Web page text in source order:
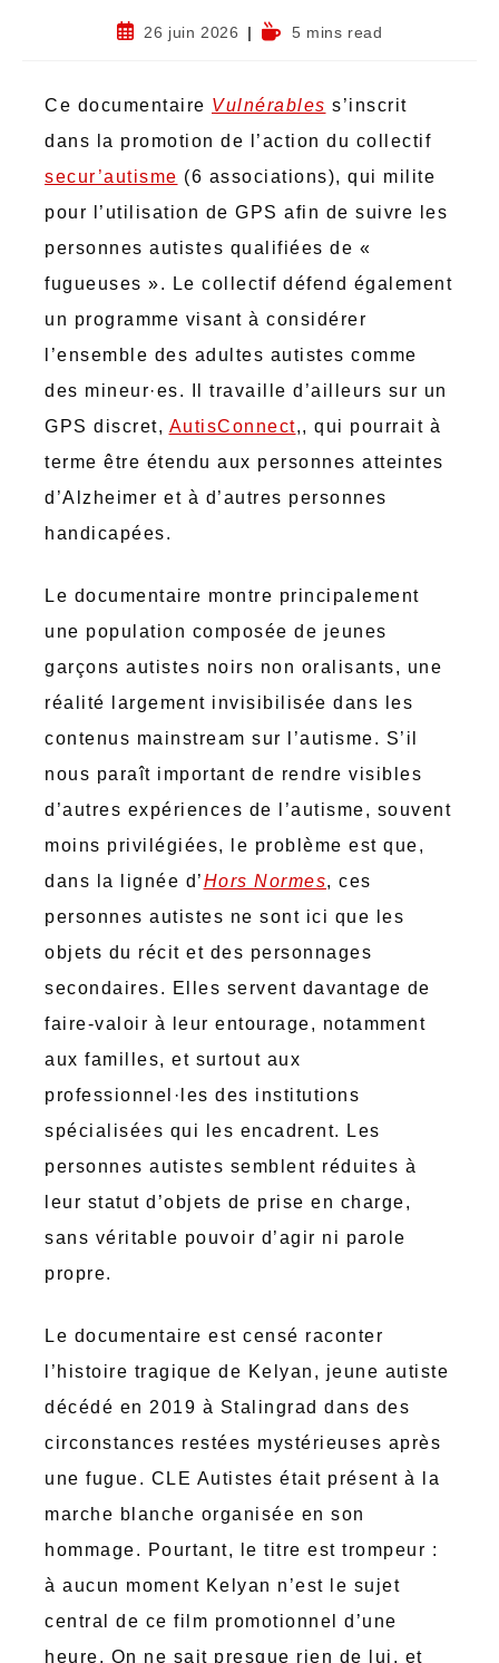
26 juin 2026 5 mins read
Ce documentaire Vulnérables s’inscrit
dans la promotion de l’action du collectif
secur’autisme (6 associations), qui milite
pour l’utilisation de GPS afin de suivre les
personnes autistes qualifiées de «
fugueuses ». Le collectif défend également
un programme visant à considérer
l’ensemble des adultes autistes comme
des mineur·es. Il travaille d’ailleurs sur un
GPS discret, AutisConnect,, qui pourrait à
terme être étendu aux personnes atteintes
d’Alzheimer et à d’autres personnes
handicapées.
Le documentaire montre principalement
une population composée de jeunes
garçons autistes noirs non oralisants, une
réalité largement invisibilisée dans les
contenus mainstream sur l’autisme. S’il
nous paraît important de rendre visibles
d’autres expériences de l’autisme, souvent
moins privilégiées, le problème est que,
dans la lignée d’Hors Normes, ces
personnes autistes ne sont ici que les
objets du récit et des personnages
secondaires. Elles servent davantage de
faire-valoir à leur entourage, notamment
aux familles, et surtout aux
professionnel·les des institutions
spécialisées qui les encadrent. Les
personnes autistes semblent réduites à
leur statut d’objets de prise en charge,
sans véritable pouvoir d’agir ni parole
propre.
Le documentaire est censé raconter
l’histoire tragique de Kelyan, jeune autiste
décédé en 2019 à Stalingrad dans des
circonstances restées mystérieuses après
une fugue. CLE Autistes était présent à la
marche blanche organisée en son
hommage. Pourtant, le titre est trompeur :
à aucun moment Kelyan n’est le sujet
central de ce film promotionnel d’une
heure. On ne sait presque rien de lui, et